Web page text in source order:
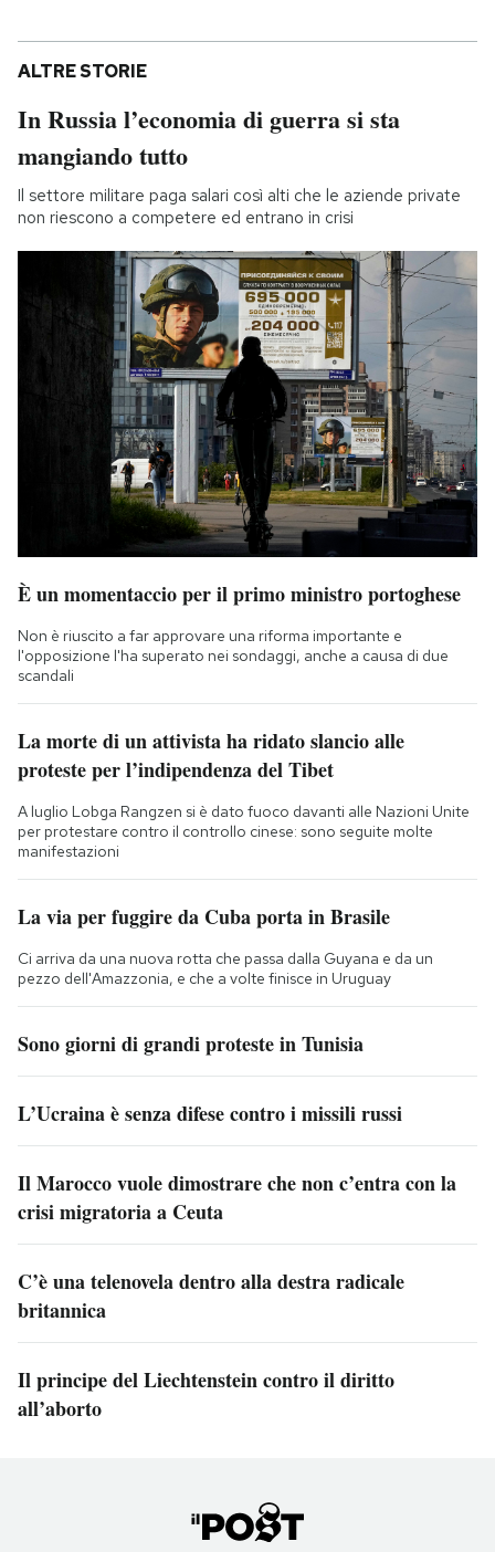
ALTRE STORIE
In Russia l’economia di guerra si sta
mangiando tutto
Il settore militare paga salari così alti che le aziende private
non riescono a competere ed entrano in crisi
È un momentaccio per il primo ministro portoghese
Non è riuscito a far approvare una riforma importante e
l'opposizione l'ha superato nei sondaggi, anche a causa di due
scandali
La morte di un attivista ha ridato slancio alle
proteste per l’indipendenza del Tibet
A luglio Lobga Rangzen si è dato fuoco davanti alle Nazioni Unite
per protestare contro il controllo cinese: sono seguite molte
manifestazioni
La via per fuggire da Cuba porta in Brasile
Ci arriva da una nuova rotta che passa dalla Guyana e da un
pezzo dell'Amazzonia, e che a volte finisce in Uruguay
Sono giorni di grandi proteste in Tunisia
L’Ucraina è senza difese contro i missili russi
Il Marocco vuole dimostrare che non c’entra con la
crisi migratoria a Ceuta
C’è una telenovela dentro alla destra radicale
britannica
Il principe del Liechtenstein contro il diritto
all’aborto